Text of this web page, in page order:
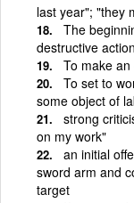
last year"; "they
The
destructive
To make
To set to
some object of
strong
on my work"
an initial
sword arm and
target